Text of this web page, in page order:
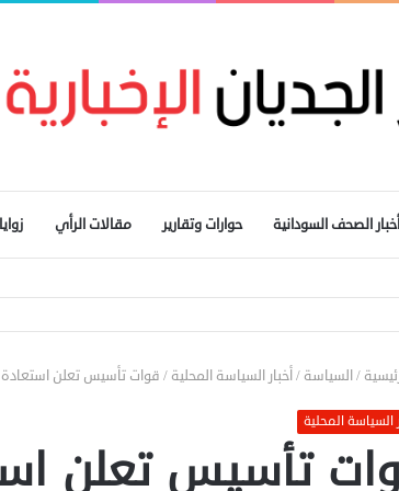
أخبار الصحف السودانية حوارات وتقارير مقالات الرأي
ومراجعة الاتفاقيات مع دول الجوار
/السياسة /أخبار السياسة المحلية / قوات تأسيس تعلن
السياسة المحلية
تأسيس تعلن